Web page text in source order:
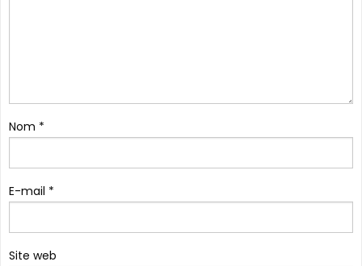
Nom *
E-mail *
Site web